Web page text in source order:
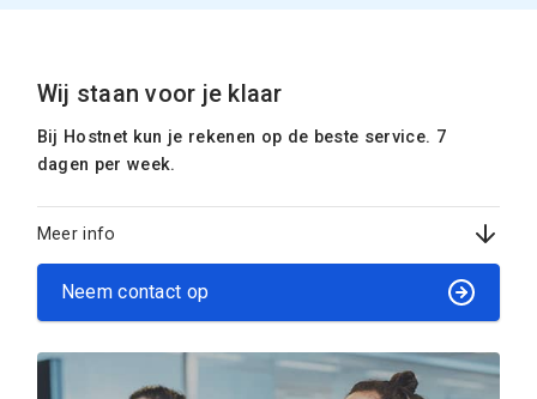
Wij staan voor je klaar
Bij Hostnet kun je rekenen op de beste service. 7
dagen per week.
Meer info
Neem contact op